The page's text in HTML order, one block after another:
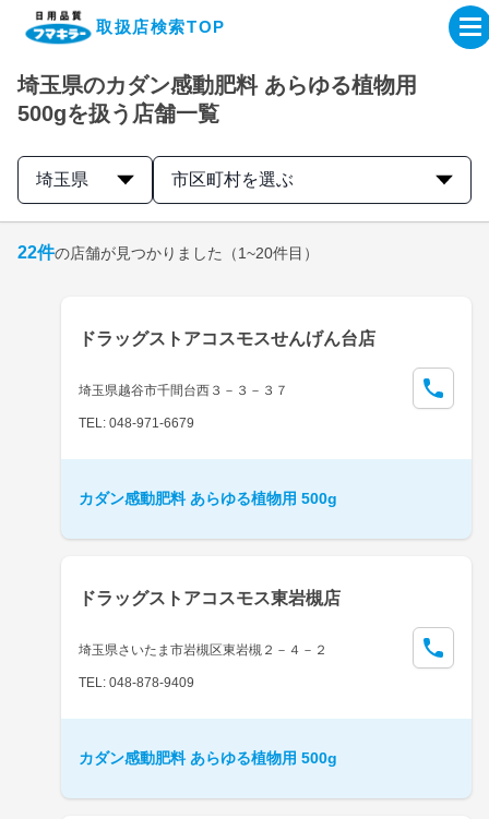
取扱店検索TOP
企業・IR情報サイト
製品情報サイト
取扱店検索はこちら
埼玉県のカダン感動肥料 あらゆる植物用
500gを扱う店舗一覧
埼玉県 市区町村を選ぶ
22件の店舗が見つかりました （1~20件目）
ドラッグストアコスモスせんげん台店
埼玉県越谷市千間台西３－３－３７
TEL: 048-971-6679
カダン感動肥料 あらゆる植物用 500g
ドラッグストアコスモス東岩槻店
埼玉県さいたま市岩槻区東岩槻２－４－２
TEL: 048-878-9409
カダン感動肥料 あらゆる植物用 500g